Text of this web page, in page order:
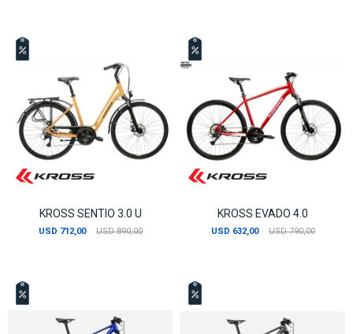
KROSS SENTIO 3.0 U
USD 712,00 USD 890,00
KROSS EVADO 4.0
USD 632,00 USD 790,00